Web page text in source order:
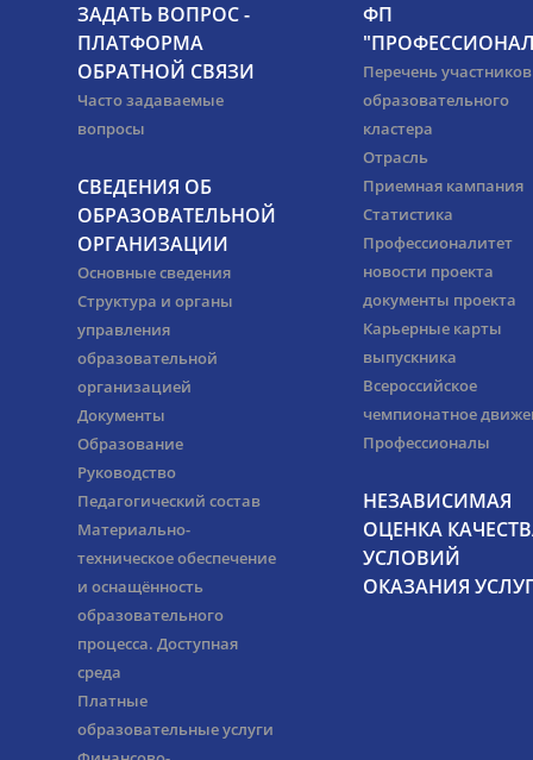
ЗАДАТЬ ВОПРОС -
ПЛАТФОРМА
ОБРАТНОЙ СВЯЗИ
Часто задаваемые
вопросы
СВЕДЕНИЯ ОБ
ОБРАЗОВАТЕЛЬНОЙ
ОРГАНИЗАЦИИ
Основные сведения
Структура и органы
управления
образовательной
организацией
Документы
Образование
Руководство
Педагогический состав
Материально-
техническое обеспечение
и оснащённость
образовательного
процесса. Доступная
среда
Платные
образовательные услуги
ФП
Перечень участников
образовательного
кластера
Отрасль
Приемная кампания
Статистика
Профессионалитет
новости проекта
документы проекта
Карьерные карты
выпускника
Всероссийское
чемпионатное
Профессионалы
НЕЗАВИСИМАЯ
ОЦЕНКА
УСЛОВИЙ
ОКАЗАНИЯ